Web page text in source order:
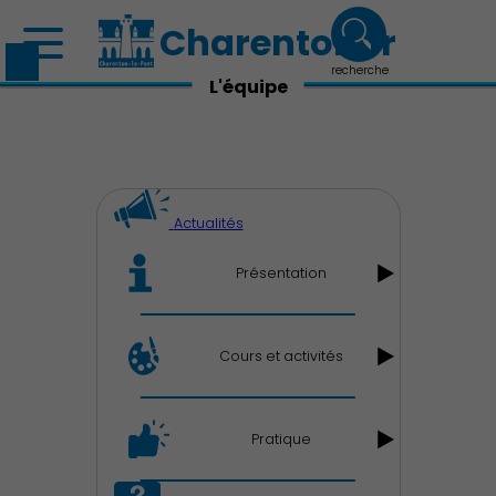
Démocratie locale
Charenton.fr
recherche
L'équipe
Actualités
Présentation
Cours et activités
Pratique